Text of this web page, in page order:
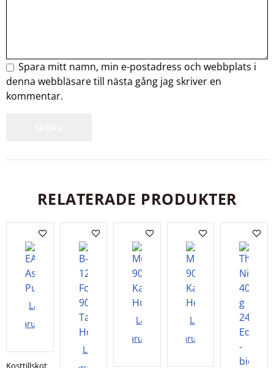
Spara mitt namn, min e-postadress och webbplats i
denna webbläsare till nästa gång jag skriver en
kommentar.
RELATERADE PRODUKTER
Lägg i
varukorgen
Kosttillskott
Lägg i
Lägg i
varukorgen
Lägg i
varukorgen